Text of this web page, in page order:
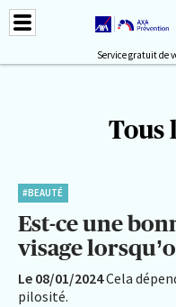
Service gratuit de
Tous
#BEAUTÉ
Est-ce une
visage
Le 08/01/2024Cela
pilosité.